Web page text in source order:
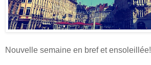
Nouvelle semaine en bref et ensoleillée!